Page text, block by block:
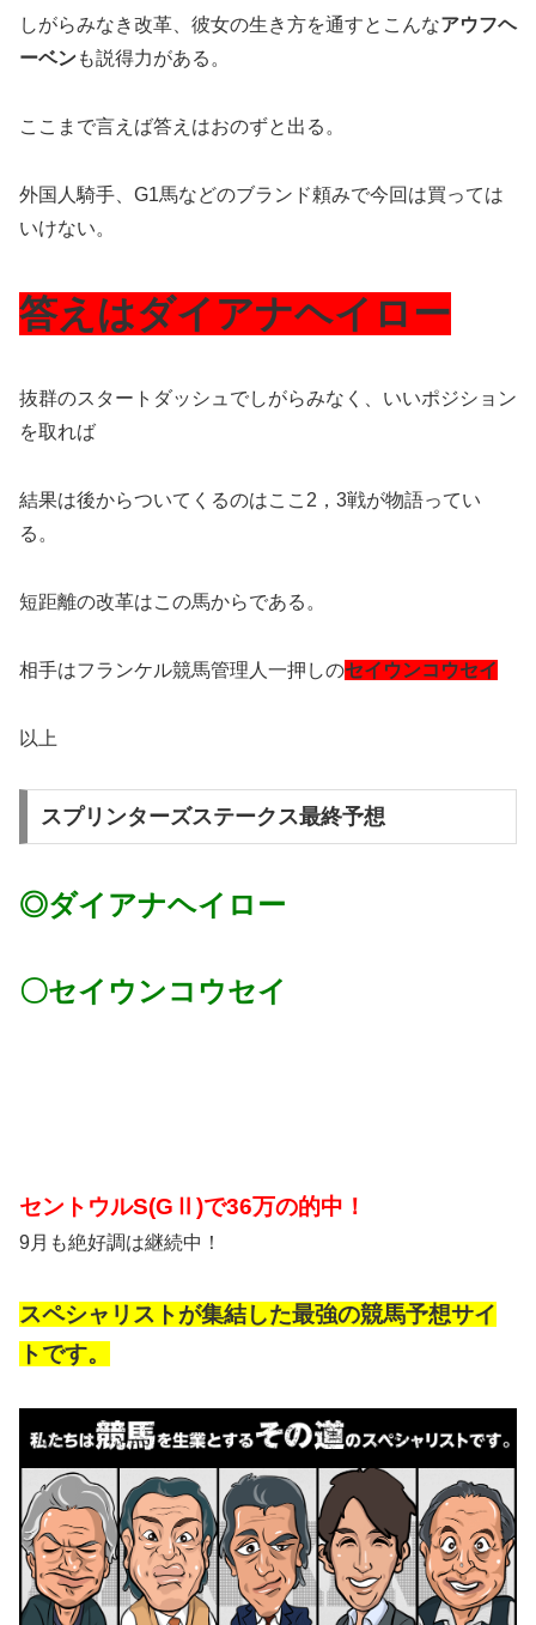
しがらみなき改革、彼女の生き方を通すとこんなアウフヘ
ーベンも説得力がある。
ここまで言えば答えはおのずと出る。
外国人騎手、G1馬などのブランド頼みで今回は買っては
いけない。
答えはダイアナヘイロー
抜群のスタートダッシュでしがらみなく、いいポジション
を取れば
結果は後からついてくるのはここ2，3戦が物語ってい
る。
短距離の改革はこの馬からである。
相手はフランケル競馬管理人一押しのセイウンコウセイ
以上
スプリンターズステークス最終予想
◎ダイアナヘイロー
〇セイウンコウセイ
セントウルS(GⅡ)で36万の的中！
9月も絶好調は継続中！
スペシャリストが集結した最強の競馬予想サイ
トです。